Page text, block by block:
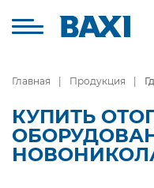
Главная Продукция
КУПИТЬ